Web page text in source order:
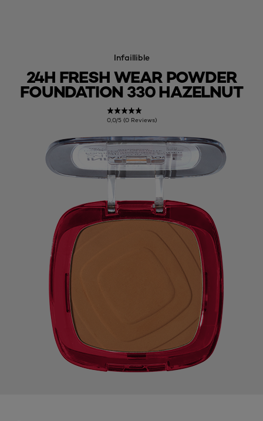
Infaillible
24H FRESH WEAR POWDER
FOUNDATION 330 HAZELNUT
0,0/5 (0 Reviews)